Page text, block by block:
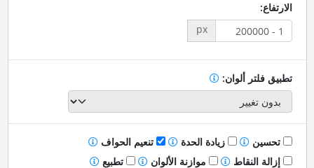
الارتفاع:
px
تطبيق فلتر ألوان:
تحسين زيادة الحدة
تنعيم الحواف
إزالة النقاط
موازنة الألوان
تطبيع